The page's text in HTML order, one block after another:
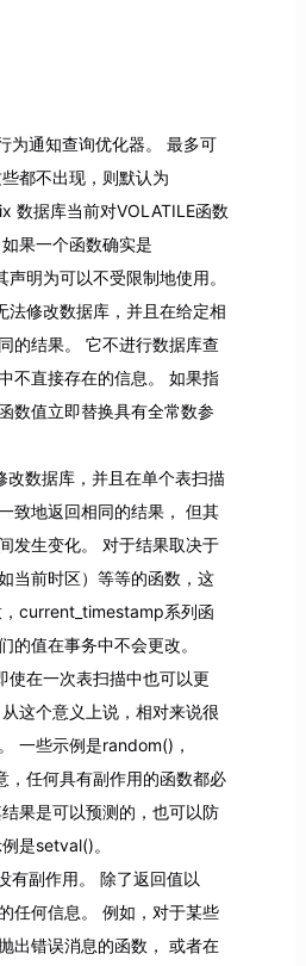
为通知查询优化器。 最多可
都不出现，则默认为
数据库当前对VOLATILE函数
果一个函数确实是
明为可以不受限制地使用。
法修改数据库，并且在给定相
的结果。 它不进行数据库查
不直接存在的信息。 如果指
数值立即替换具有全常数参
改数据库，并且在单个表扫描
致地返回相同的结果， 但其
发生变化。 对于结果取决于
当前时区）等等的函数，这
current_timestamp系列函
的值在事务中不会更改。
使在一次表扫描中也可以更
这个意义上说，相对来说很
一些示例是random()，
任何具有副作用的函数都必
果是可以预测的，也可以防
是setval()。
有副作用。 除了返回值以
任何信息。 例如，对于某些
出错误消息的函数， 或者在